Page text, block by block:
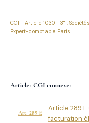
CGI Article 1030 3° :
Expert-comptable Paris
Articles CGI connexes
Art. 289 E
Article 289 E
facturation